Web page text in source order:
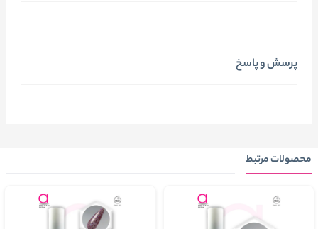
پرسش و پاسخ
محصولات مرتبط